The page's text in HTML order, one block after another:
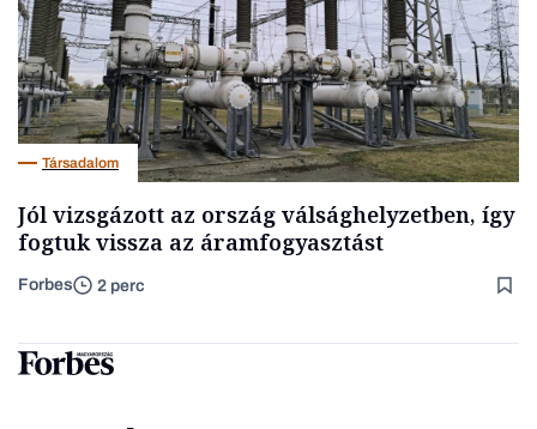
Társadalom
Jól vizsgázott az ország válsághelyzetben, így
fogtuk vissza az áramfogyasztást
Forbes 2 perc